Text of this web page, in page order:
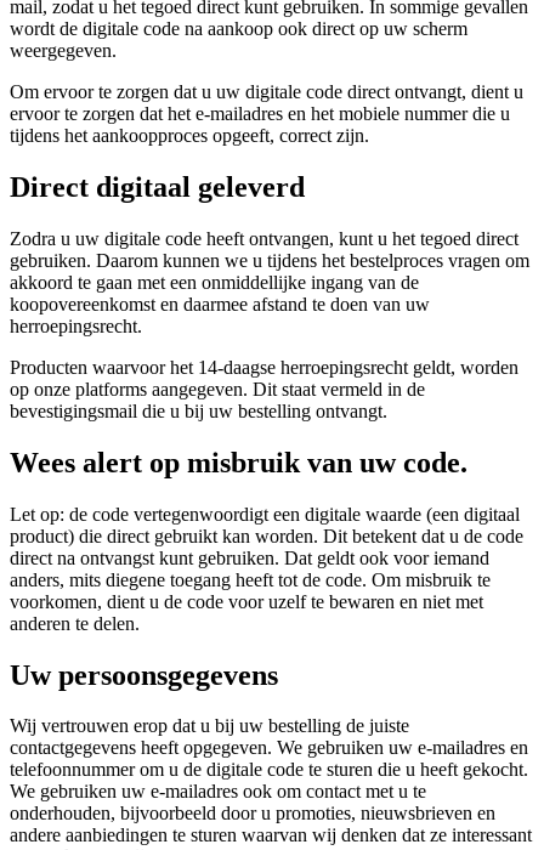
mail, zodat u het tegoed direct kunt gebruiken. In sommige gevallen
wordt de digitale code na aankoop ook direct op uw scherm
weergegeven.
Om ervoor te zorgen dat u uw digitale code direct ontvangt, dient u
ervoor te zorgen dat het e-mailadres en het mobiele nummer die u
tijdens het aankoopproces opgeeft, correct zijn.
Direct digitaal geleverd
Zodra u uw digitale code heeft ontvangen, kunt u het tegoed direct
gebruiken. Daarom kunnen we u tijdens het bestelproces vragen om
akkoord te gaan met een onmiddellijke ingang van de
koopovereenkomst en daarmee afstand te doen van uw
herroepingsrecht.
Producten waarvoor het 14-daagse herroepingsrecht geldt, worden
op onze platforms aangegeven. Dit staat vermeld in de
bevestigingsmail die u bij uw bestelling ontvangt.
Wees alert op misbruik van uw code.
Let op: de code vertegenwoordigt een digitale waarde (een digitaal
product) die direct gebruikt kan worden. Dit betekent dat u de code
direct na ontvangst kunt gebruiken. Dat geldt ook voor iemand
anders, mits diegene toegang heeft tot de code. Om misbruik te
voorkomen, dient u de code voor uzelf te bewaren en niet met
anderen te delen.
Uw persoonsgegevens
Wij vertrouwen erop dat u bij uw bestelling de juiste
contactgegevens heeft opgegeven. We gebruiken uw e-mailadres en
telefoonnummer om u de digitale code te sturen die u heeft gekocht.
We gebruiken uw e-mailadres ook om contact met u te
onderhouden, bijvoorbeeld door u promoties, nieuwsbrieven en
andere aanbiedingen te sturen waarvan wij denken dat ze interessant